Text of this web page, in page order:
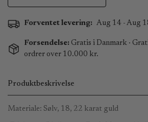
Forventet levering: Aug 14 - Aug
Forsendelse: Gratis i Danmark ·
ordrer over 10.000 kr.
Produktbeskrivelse
Materiale: Sølv, 18, 22 karat guld